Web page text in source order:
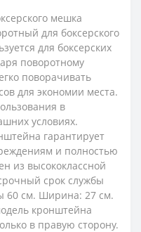
мешка
для боксерского
для боксерских
поворотному
поворачивать
для экономии места.
в
условиях.
гарантирует
и полностью
из высококлассной
срок службы
60 см. Ширина: 27 см.
кронштейна
в правую сторону.